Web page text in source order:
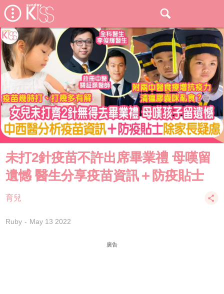
未打2針疫苗不許出席畢業禮 母嘆留
遺憾 醫生分享疫苗資訊＋防疫貼士
育兒
Ruby May 13 2022
廣告